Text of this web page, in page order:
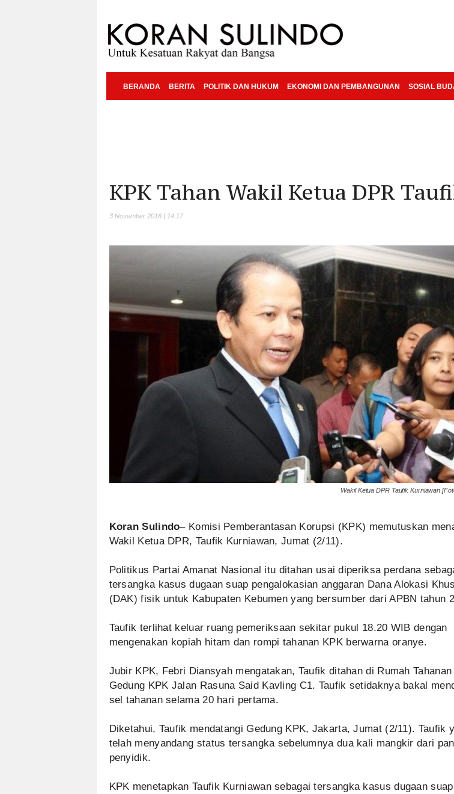
BERANDA BERITA POLITIK DAN HUKUM EKONOMI DAN PEMBANGUNAN SOSIAL
KPK Tahan Wakil Ketua DPR
3 November 2018 | 14:17
Wakil Ketua DPR Taufik Kurniawan
Koran Sulindo– Komisi Pemberantasan Korupsi (KPK) memutuskan
Wakil Ketua DPR, Taufik Kurniawan, Jumat (2/11).
Politikus Partai Amanat Nasional itu ditahan usai diperiksa perdana
tersangka kasus dugaan suap pengalokasian anggaran Dana Alokasi
(DAK) fisik untuk Kabupaten Kebumen yang bersumber dari APBN tahun
Taufik terlihat keluar ruang pemeriksaan sekitar pukul 18.20 WIB dengan
mengenakan kopiah hitam dan rompi tahanan KPK berwarna oranye.
Jubir KPK, Febri Diansyah mengatakan, Taufik ditahan di Rumah
Gedung KPK Jalan Rasuna Said Kavling C1. Taufik setidaknya bakal
sel tahanan selama 20 hari pertama.
Diketahui, Taufik mendatangi Gedung KPK, Jakarta, Jumat (2/11). Taufik
telah menyandang status tersangka sebelumnya dua kali mangkir dari
penyidik.
KPK menetapkan Taufik Kurniawan sebagai tersangka kasus dugaan